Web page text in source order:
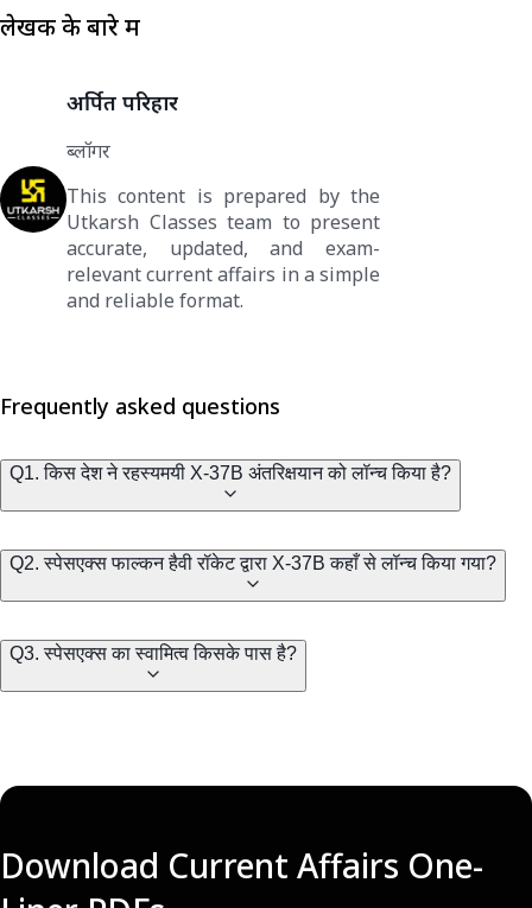
लेखक के बारे में
अर्पित परिहार
ब्लॉगर
This content is prepared by the
Utkarsh Classes team to present
accurate, updated, and exam-
relevant current affairs in a simple
and reliable format.
Frequently asked questions
Q1. किस देश ने रहस्यमयी X-37B अंतरिक्षयान को लॉन्च किया है?
Q2. स्पेसएक्स फाल्कन हैवी रॉकेट द्वारा X-37B कहाँ से लॉन्च किया गया?
Q3. स्पेसएक्स का स्वामित्व किसके पास है?
Download Current Affairs One-